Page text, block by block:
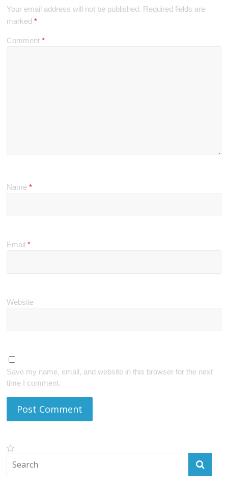
Your email address will not be published. Required fields are
marked*
Comment*
Name*
Email*
Website
Save my name, email, and website in this browser for the next
time I comment.